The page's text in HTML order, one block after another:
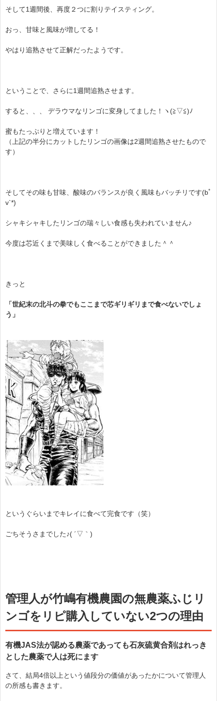
そして1週間後、再度２つに割りテイスティング。
おっ、甘味と風味が増してる！
やはり追熟させて正解だったようです。
ということで、さらに1週間追熟させます。
すると、、、 デラウマなリンゴに変身してました！ヽ(≧▽≦)ﾉ
蜜もたっぷりと増えています！
（上記の半分にカットしたリンゴの画像は2週間追熟させたもので
す）
そしてその味も甘味、酸味のバランスが良く風味もバッチリです(bﾟ
v`*)
シャキシャキしたリンゴの瑞々しい食感も失われていません♪
今度は芯近くまで美味しく食べることができました＾＾
きっと
「世紀末の北斗の拳でもここまで芯ギリギリまで食べないでしょ
う」
というぐらいまでキレイに食べて完食です（笑）
ごちそうさまでした♪( ´▽｀)
管理人が竹嶋有機農園の無農薬ふじリ
ンゴをリピ購入していない2つの理由
有機JAS法が認める農薬であっても石灰硫黄合剤はれっき
とした農薬で人は死にます
さて、結局4倍以上という値段分の価値があったかについて管理人
の所感も書きます。